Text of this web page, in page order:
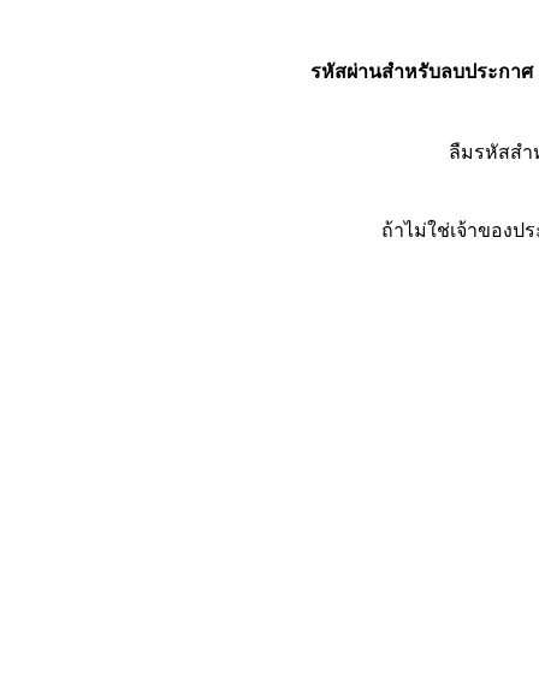
รหัสผ่านสำหรับลบประกาศ
ลืมรหัสส
ถ้าไม่ใช่เจ้าของป